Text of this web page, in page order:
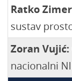
Ratko
sustav
Zoran Vujić:
nacionalni